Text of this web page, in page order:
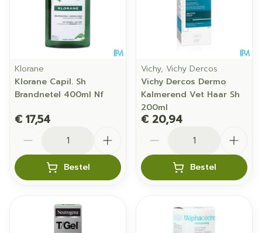
Klorane
Klorane Capil. Sh
Brandnetel 400ml Nf
€ 17,54
Bestel
Vichy, Vichy Dercos
Vichy Dercos Dermo
Kalmerend Vet Haar Sh
200ml
€ 20,94
Bestel